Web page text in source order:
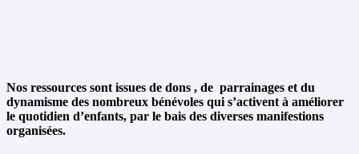
Nos ressources sont issues de dons , de parrainages et du
dynamisme des nombreux bénévoles qui s’activent à améliorer
le quotidien d’enfants, par le bais des diverses manifestions
organisées.